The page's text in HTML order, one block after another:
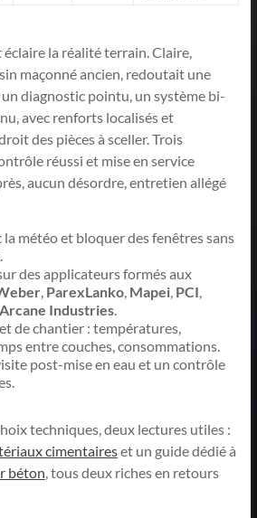
la réalité terrain. Claire,
maçonné ancien, redoutait une
diagnostic pointu, un système bi-
avec renforts localisés et
des pièces à sceller. Trois
réussi et mise en service
aucun désordre, entretien allégé
la météo et bloquer des fenêtres sans
des applicateurs formés aux
, ParexLanko, Mapei, PCI,
Arcane Industries.
de chantier : températures,
entre couches, consommations.
post-mise en eau et un contrôle
techniques, deux lectures utiles :
cimentaireset un guide dédié à
béton, tous deux riches en retours